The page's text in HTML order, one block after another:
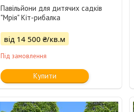
Павільйони для дитячих садків
"Мрія" Кіт-рибалка
від 14 500 ₴/кв.м
Під замовлення
Купити